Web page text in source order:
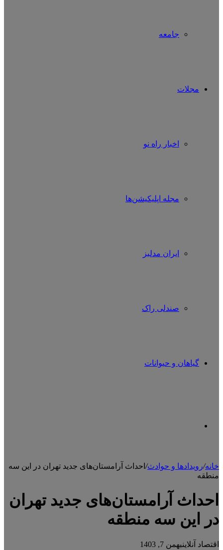
جامعه
مجلات
اخبار راه نو
مجله اپلیکیشن‌ها
ایران مدلبز
صندلی راک
گیاهان و حیوانات
پوسته
خانه/رویدادها و حوادث/ احداث آرامستان‌های جدید تهران در این سه
منطقه
احداث آرامستان‌های جدید تهران
در این سه منطقه
اقتصاد آنلاینبهمن 7, 1403